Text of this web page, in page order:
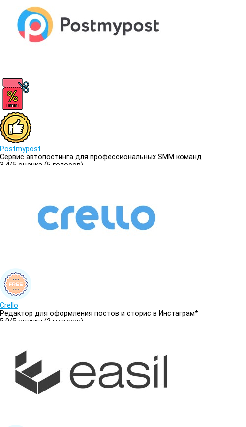
Postmypost
Сервис автопостинга для профессиональных SMM команд
3.4/5 оценка (5 голосов)
Crello
Редактор для оформления постов и сторис в Инстаграм*
5.0/5 оценка (2 голосов)